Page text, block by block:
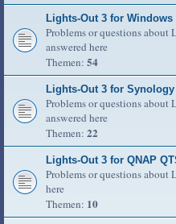
Lights-Out 3 for Windows
Problems or questions
answered here
Themen: 54
Lights-Out 3 for Synology
Problems or questions
answered here
Themen: 22
Lights-Out 3 for QNAP
Problems or questions about
here
Themen: 10